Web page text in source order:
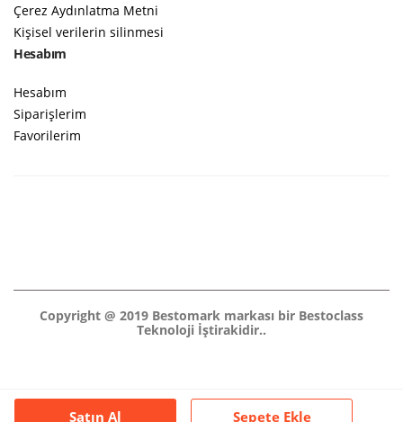
Satın Al Sepete Ekle
Çerez Aydınlatma Metni
Kişisel verilerin silinmesi
Hesabım
Hesabım
Siparişlerim
Favorilerim
Copyright @ 2019 Bestomark markası bir Bestoclass
Teknoloji İştirakidir..